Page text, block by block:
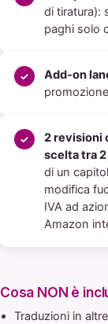
di tiratura):
paghi solo
Add-on
2 revisioni
scelta tra
di un
modifica
IVA ad
Amazon
Cosa NON è
Traduzioni in